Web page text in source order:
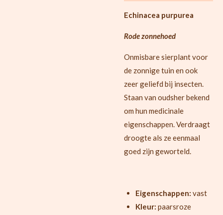
Echinacea purpurea
Rode zonnehoed
Onmisbare sierplant voor
de zonnige tuin en ook
zeer geliefd bij insecten.
Staan van oudsher bekend
om hun medicinale
eigenschappen. Verdraagt
droogte als ze eenmaal
goed zijn geworteld.
Eigenschappen: vast
Kleur: paarsroze